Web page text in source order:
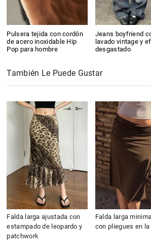
Pulsera tejida con cordón
de acero inoxidable Hip
Pop para hombre
Jeans boyfriend
lavado vintage y
desgastado
También Le Puede Gustar
Falda larga ajustada con
estampado de leopardo y
patchwork
Falda larga
con pliegues en